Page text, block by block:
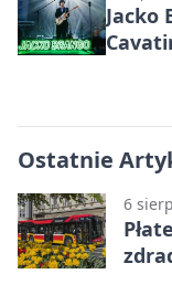
Jacko
Ostatnie
6